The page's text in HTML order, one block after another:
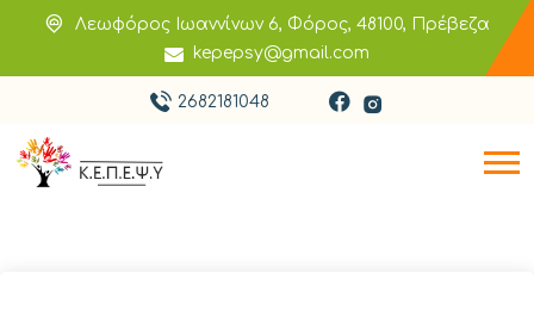
Λεωφόρος Ιωαννίνων 6, Φόρος, 48100, Πρέβεζα
kepepsy@gmail.com
2682181048